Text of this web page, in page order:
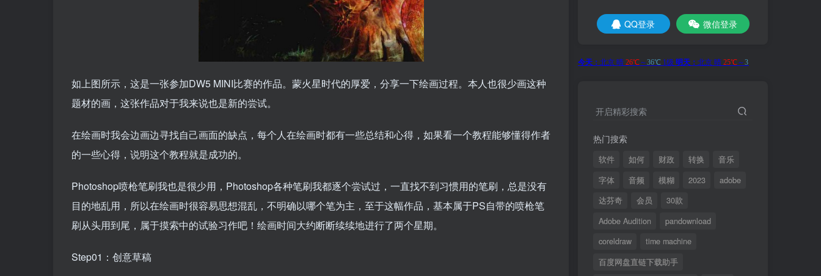
如上图所示，这是一张参加DW5 MINI比赛的作品。蒙火星时代的厚爱，分享一下绘画过程。本人也很少画这种
题材的画，这张作品对于我来说也是新的尝试。
在绘画时我会边画边寻找自己画面的缺点，每个人在绘画时都有一些总结和心得，如果看一个教程能够懂得作者
的一些心得，说明这个教程就是成功的。
Photoshop喷枪笔刷我也是很少用，Photoshop各种笔刷我都逐个尝试过，一直找不到习惯用的笔刷，总是没有
目的地乱用，所以在绘画时很容易思想混乱，不明确以哪个笔为主，至于这幅作品，基本属于PS自带的喷枪笔
刷从头用到尾，属于摸索中的试验习作吧！绘画时间大约断断续续地进行了两个星期。
Step01：创意草稿
QQ登录 微信登录
开启精彩搜索
热门搜索
软件 如何 财政 转换
音乐
字体
音频 模糊 2023
adobe
达芬奇
会员
30款
Adobe Audition
pandownload
coreldraw
time machine
百度网盘直链下载助手